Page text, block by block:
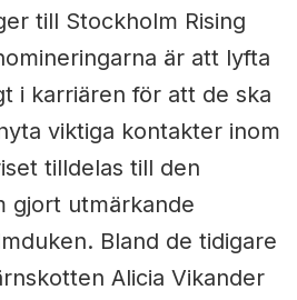
till Stockholm Rising
är att lyfta
i karriären för att de ska
viktiga kontakter inom
tilldelas till den
gjort utmärkande
Bland de tidigare
Alicia Vikander